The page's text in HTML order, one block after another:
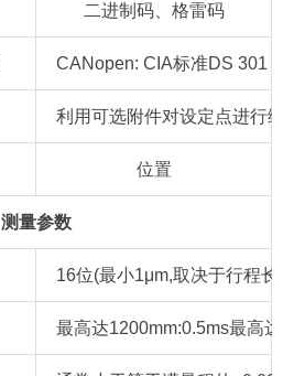
二进制码、格雷码
CANopen: CIA标准DS 301
利用可选附件对设定点进行
位置
测量参数
16位(最小1μm,取决于行程长
最高达1200mm:0.5ms最高